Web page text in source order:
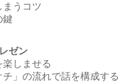
うコツ
鍵
ゼン
しませる
」の流れで話を構成する